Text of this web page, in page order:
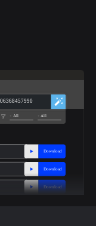
All All
Download
Download
Download